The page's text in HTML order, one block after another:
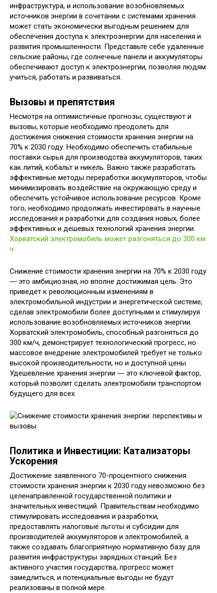
инфраструктура, и использование возобновляемых
источников энергии в сочетании с системами хранения
может стать экономически выгодным решением для
обеспечения доступа к электроэнергии для населения и
развития промышленности. Представьте себе удаленные
сельские районы, где солнечные панели и аккумуляторы
обеспечивают доступ к электроэнергии, позволяя людям
учиться, работать и развиваться.
Вызовы и препятствия
Несмотря на оптимистичные прогнозы, существуют и
вызовы, которые необходимо преодолеть для
достижения снижения стоимости хранения энергии на
70% к 2030 году. Необходимо обеспечить стабильные
поставки сырья для производства аккумуляторов, таких
как литий, кобальт и никель. Важно также разработать
эффективные методы переработки аккумуляторов, чтобы
минимизировать воздействие на окружающую среду и
обеспечить устойчивое использование ресурсов. Кроме
того, необходимо продолжать инвестировать в научные
исследования и разработки для создания новых, более
эффективных и дешевых технологий хранения энергии.
Хорватский электромобиль может разгоняться до 300 км
ч
Снижение стоимости хранения энергии на 70% к 2030 году
― это амбициозная, но вполне достижимая цель. Это
приведет к революционным изменениям в
электромобильной индустрии и энергетической системе,
сделав электромобили более доступными и стимулируя
использование возобновляемых источников энергии.
Хорватский электромобиль, способный разгоняться до
300 км/ч, демонстрирует технологический прогресс, но
массовое внедрение электромобилей требует не только
высокой производительности, но и доступной цены.
Удешевление хранения энергии ― это ключевой фактор,
который позволит сделать электромобили транспортом
будущего для всех.
Политика и Инвестиции: Катализаторы
Ускорения
Достижение заявленного 70-процентного снижения
стоимости хранения энергии к 2030 году невозможно без
целенаправленной государственной политики и
значительных инвестиций. Правительствам необходимо
стимулировать исследования и разработки,
предоставлять налоговые льготы и субсидии для
производителей аккумуляторов и электромобилей, а
также создавать благоприятную нормативную базу для
развития инфраструктуры зарядных станций. Без
активного участия государства, прогресс может
замедлиться, и потенциальные выгоды не будут
реализованы в полной мере.